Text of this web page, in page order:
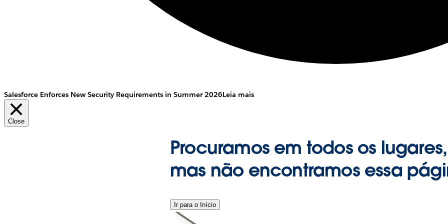
Salesforce Enforces New Security Requirements in Summer 2026Leia mais
Close
Procuramos em todos os lugares,
mas não encontramos essa
Ir para o Início